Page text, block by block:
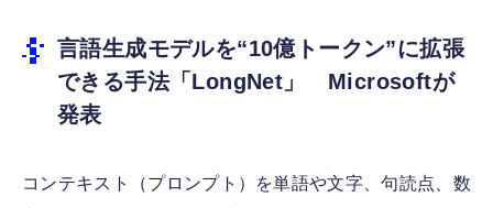
言語生成モデルを“10億トークン”に拡張
できる手法「LongNet」 Microsoftが
発表
コンテキスト（プロンプト）を単語や文字、句読点、数